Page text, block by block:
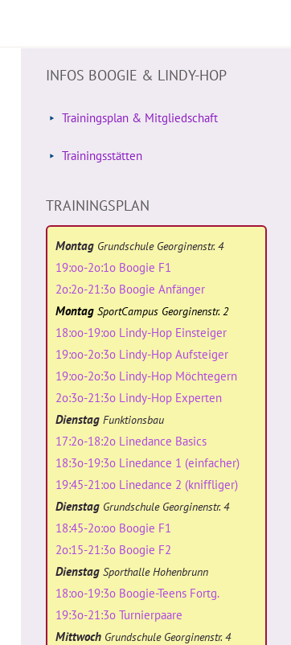
INFOS BOOGIE & LINDY-HOP
Trainingsplan & Mitgliedschaft
Trainingsstätten
TRAININGSPLAN
Montag Grundschule Georginenstr. 4
19:oo-2o:1o Boogie F1
2o:2o-21:3o Boogie Anfänger
Montag SportCampus Georginenstr. 2
18:oo-19:oo Lindy-Hop Einsteiger
19:oo-2o:3o Lindy-Hop Aufsteiger
19:oo-2o:3o Lindy-Hop Möchtegern
2o:3o-21:3o Lindy-Hop Experten
Dienstag Funktionsbau
17:2o-18:2o Linedance Basics
18:3o-19:3o Linedance 1 (einfacher)
19:45-21:oo Linedance 2 (kniffliger)
Dienstag Grundschule Georginenstr. 4
18:45-2o:oo Boogie F1
2o:15-21:3o Boogie F2
Dienstag Sporthalle Hohenbrunn
18:oo-19:3o Boogie-Teens Fortg.
19:3o-21:3o Turnierpaare
Mittwoch Grundschule Georginenstr. 4